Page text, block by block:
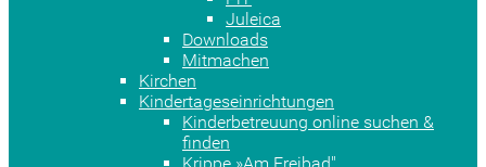
Juleica
Downloads
Mitmachen
Kirchen
Kindertageseinrichtungen
Kinderbetreuung online suchen &
finden